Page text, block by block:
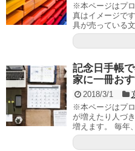
※本ページはプ
真はイメージで
具が売っている
記念日手帳
家に一冊お
2018/3/1
※本ページはプ
が増えたり人づ
増えます。 毎年